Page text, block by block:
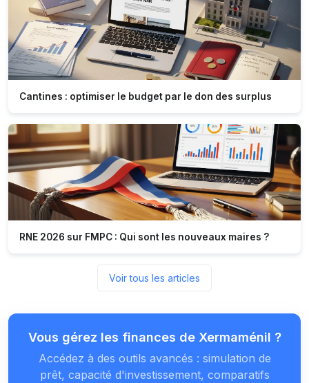
Cantines : optimiser le budget par le don des surplus
RNE 2026 sur FMPC : Qui sont les nouveaux maires ?
Voir tous les articles
Vous gérez les finances de Xermaménil ?
Accédez à des outils avancés : simulation de
prêt, capacité d'investissement, comparatifs